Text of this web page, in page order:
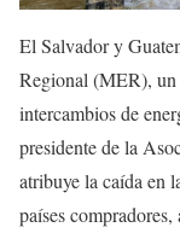
El Salvador y
Regional (MER), un
intercambios de
presidente de la
atribuye la caída en
países